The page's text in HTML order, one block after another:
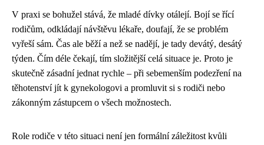
V praxi se bohužel stává, že mladé dívky otálejí. Bojí se řící
rodičům, odkládají návštěvu lékaře, doufají, že se problém
vyřeší sám. Čas ale běží a než se nadějí, je tady devátý, desátý
týden. Čím déle čekají, tím složitější celá situace je. Proto je
skutečně zásadní jednat rychle – při sebemenším podezření na
těhotenství jít k gynekologovi a promluvit si s rodiči nebo
zákonným zástupcem o všech možnostech.
Role rodiče v této situaci není jen formální záležitost kvůli